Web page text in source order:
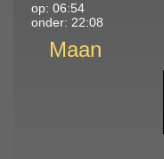
op: 06:54
onder: 22:08
Maan